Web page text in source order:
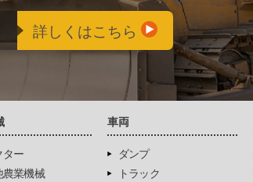
詳しくはこちら
ター
農業機械
車両
ダンプ
トラック